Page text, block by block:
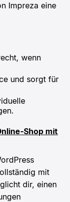
Impreza eine
wenn
und sorgt für
Shop mit
mit
dir, einen